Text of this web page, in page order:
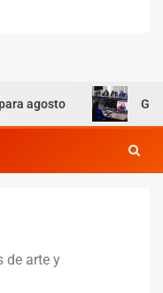
Godoy:
de arte y